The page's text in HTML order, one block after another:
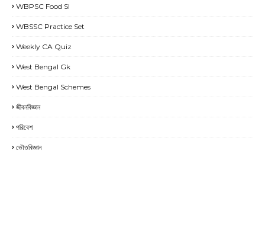
WBPSC Food SI
WBSSC Practice Set
Weekly CA Quiz
West Bengal Gk
West Bengal Schemes
জীবনবিজ্ঞান
পরিবেশ
ভৌতবিজ্ঞান